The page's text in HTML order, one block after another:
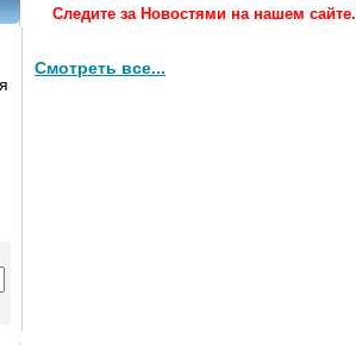
Следите за Новостями на нашем сайте.
Смотреть все...